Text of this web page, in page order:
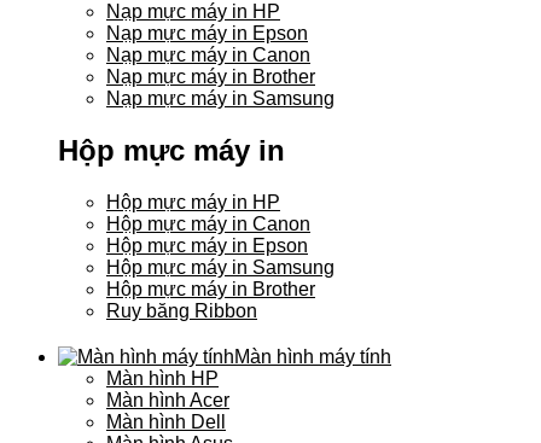
Nạp mực máy in HP
Nạp mực máy in Epson
Nạp mực máy in Canon
Nạp mực máy in Brother
Nạp mực máy in Samsung
Hộp mực máy in
Hộp mực máy in HP
Hộp mực máy in Canon
Hộp mực máy in Epson
Hộp mực máy in Samsung
Hộp mực máy in Brother
Ruy băng Ribbon
Màn hình máy tính
Màn hình HP
Màn hình Acer
Màn hình Dell